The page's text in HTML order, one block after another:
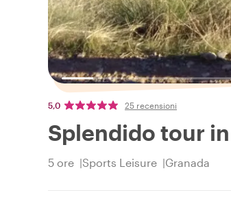
5,0 25 recensioni
Splendido tour
5 ore Sports Leisure Granada